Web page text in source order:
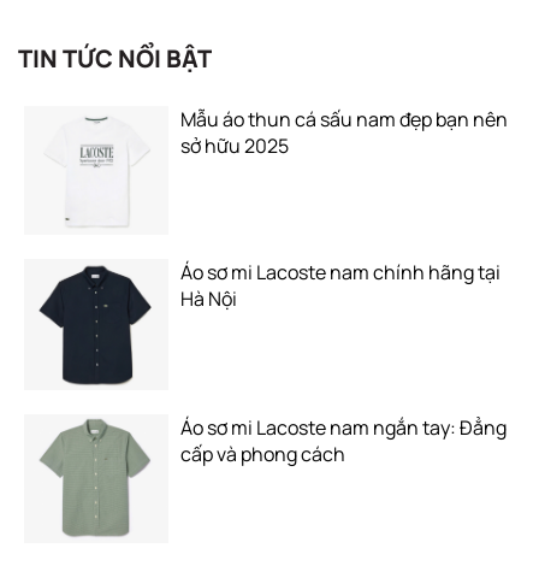
TIN TỨC NỔI BẬT
Mẫu áo thun cá sấu nam đẹp bạn nên
sở hữu 2025
Áo sơ mi Lacoste nam chính hãng tại
Hà Nội
Áo sơ mi Lacoste nam ngắn tay: Đẳng
cấp và phong cách